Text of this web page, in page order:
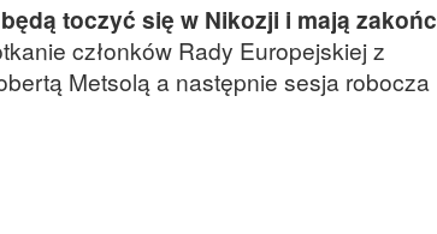
toczyć się w Nikozji i mają
członków Rady Europejskiej z
Metsolą a następnie sesja robocza